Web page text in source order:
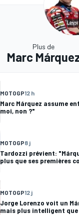
Plus de
Marc
MOTOGP12 h
Marc Márquez assume
moi, non ?"
MOTOGP8 j
Tardozzi prévient:
plus que ses premières
MOTOGP12 j
Jorge Lorenzo voit un
mais plus intelligent